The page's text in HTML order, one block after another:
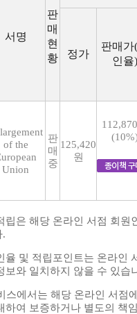
서명
판
매
현
황
정가
판매가
인율)
of the
Union
판
매
중
125,420
원
립은 해당 온라인 서점 회원
.
율 및 적립포인트는 온라인
보와 일치하지 않을 수 있습
스에서는 해당 온라인 서점
하여 보증하거나 별도의 책